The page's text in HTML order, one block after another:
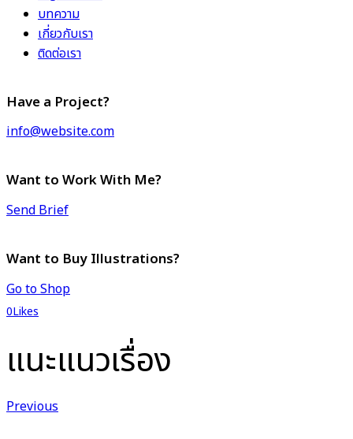
บทความ
เกี่ยวกับเรา
ติดต่อเรา
Have a Project?
info@website.com
Want to Work With Me?
Send Brief
Want to Buy Illustrations?
Go to Shop
0Likes
แนะแนวเรื่อง
Previous